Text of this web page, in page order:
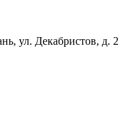
ул. Декабристов, д. 2